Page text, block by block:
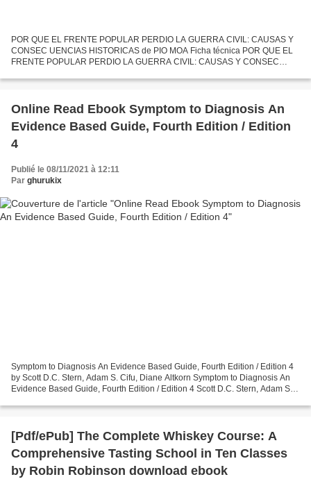
POR QUE EL FRENTE POPULAR PERDIO LA GUERRA CIVIL: CAUSAS Y
CONSEC UENCIAS HISTORICAS de PIO MOA Ficha técnica POR QUE EL
FRENTE POPULAR PERDIO LA GUERRA CIVIL: CAUSAS Y CONSEC
CASTELLANO Formatos:...
Online Read Ebook Symptom to Diagnosis An
Evidence Based Guide, Fourth Edition / Edition
4
Publié le 08/11/2021 à 12:11
Par ghurukix
Symptom to Diagnosis An Evidence Based Guide, Fourth Edition / Edition 4
by Scott D.C. Stern, Adam S. Cifu, Diane Altkorn Symptom to Diagnosis An
Evidence Based Guide, Fourth Edition / Edition 4 Scott D.C. Stern, Adam S.
[Pdf/ePub] The Complete Whiskey Course: A
Comprehensive Tasting School in Ten Classes
by Robin Robinson download ebook